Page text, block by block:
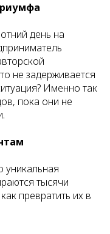
день на
не задерживается
Именно так
пока они не
уникальная
тысячи
превратить их в